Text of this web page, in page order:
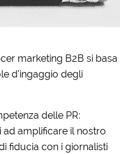
marketing B2B si basa
d’ingaggio degli
delle PR:
amplificare il nostro
fiducia con i giornalisti